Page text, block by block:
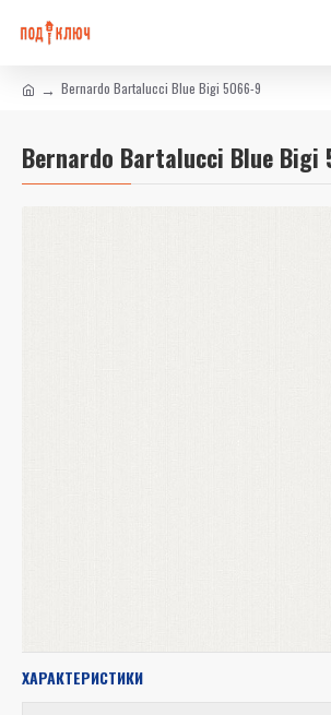
Bernardo Bartalucci Blue Bigi 5066-9
Bernardo Bartalucci Blue Bigi
ХАРАКТЕРИСТИКИ